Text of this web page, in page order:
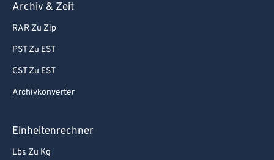
Archiv & Zeit
RAR Zu Zip
PST Zu EST
CST Zu EST
Archivkonverter
Einheitenrechner
Lbs Zu Kg